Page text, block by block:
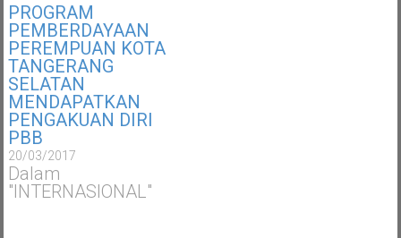
PROGRAM
PEMBERDAYAAN
PEREMPUAN KOTA
TANGERANG
SELATAN
MENDAPATKAN
PENGAKUAN DIRI
PBB
20/03/2017
Dalam
"INTERNASIONAL"